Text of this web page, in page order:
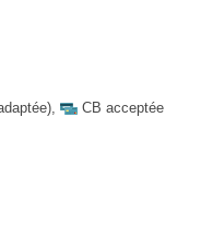
, CB acceptée